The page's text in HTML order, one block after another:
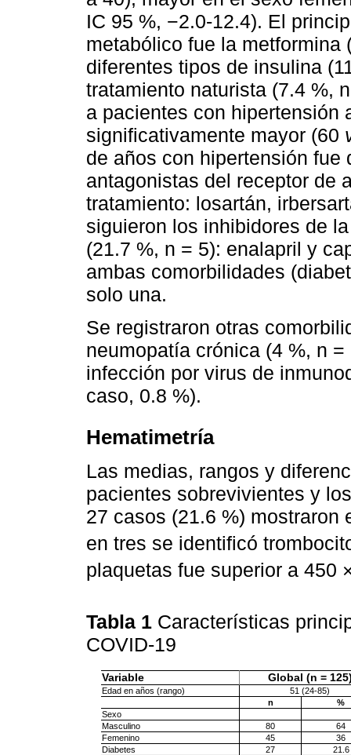
IC 95 %, −2.0-12.4). El
metabólico fue la metformina
diferentes tipos de insulina
tratamiento naturista (7.4 %,
a pacientes con hipertensión
significativamente mayor (60
de años con hipertensión fue
antagonistas del receptor de
tratamiento: losartán,
siguieron los inhibidores de
(21.7 %, n = 5): enalapril y
ambas comorbilidades
solo una.
Se registraron otras
neumopatía crónica (4 %, n
infección por virus de
caso, 0.8 %).
Hematimetría
Las medias, rangos y
pacientes sobrevivientes y
27 casos (21.6 %)
en tres se identificó
plaquetas fue superior a 450
Tabla 1 Características
COVID-19
Variable Global (n =
Edad en años (rango)
51 (24-85)
n
%
Sexo
Masculino
80
64
Femenino
45
36
Diabetes
27
21.6